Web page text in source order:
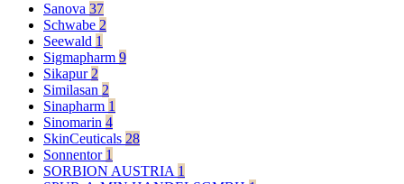
Sanova 37
Schwabe 2
Seewald 1
Sigmapharm 9
Sikapur 2
Similasan 2
Sinapharm 1
Sinomarin 4
SkinCeuticals 28
Sonnentor 1
SORBION AUSTRIA 1